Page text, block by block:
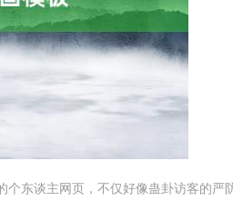
东谈主网页，不仅好像蛊卦访客的严